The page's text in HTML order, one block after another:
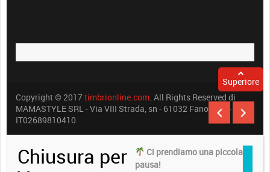
Copyright © 2017timbrionline.com . All Rights Reserved di
MAMASTYLE SRL - Via VIII Strada, sn - 61032 Fano (PU) -
IT02689810410
Superiore
Chiusura per
Ci prendiamo una piccola
pausa!